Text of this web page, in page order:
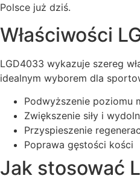
Polsce już dziś.
Właściwości
LGD4033 wykazuje szereg
idealnym wyborem dla
Podwyższenie poziomu
Zwiększenie siły i
Przyspieszenie
Poprawa gęstości kości
Jak stosować